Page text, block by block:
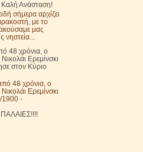
Καλή Ανάσταση!
σήμερα αρχίζει
με το
μας
νηστεία...
48 χρόνια, ο
Ερεμίνσκι
στον Κύριο
48 χρόνια, ο
Ερεμίνσκι
1900 -